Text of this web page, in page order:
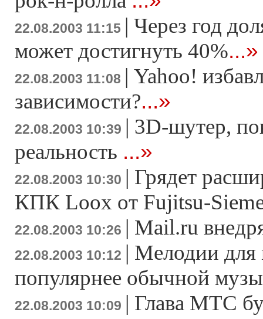
22.08.2003 11:15 | Через год
может достигнуть 40%...»
22.08.2003 11:08 | Yahoo!
зависимости?...»
22.08.2003 10:39 | 3D-шутер,
реальность ...»
22.08.2003 10:30 | Грядет
КПК Loox от Fujitsu-
22.08.2003 10:26 | Mail.ru
22.08.2003 10:12 | Мелодии для
популярнее обычной
22.08.2003 10:09 | Глава МТС